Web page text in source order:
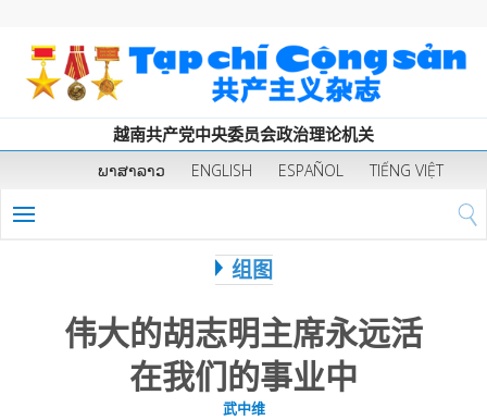
越南共产党中央委员会政治理论机关
ພາສາລາວ ENGLISH ESPAÑOL TIẾNG VIỆT
组图
伟大的胡志明主席永远活
在我们的事业中
武中维